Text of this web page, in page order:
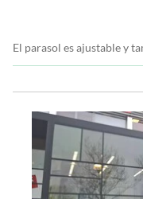
El parasol es ajustable y